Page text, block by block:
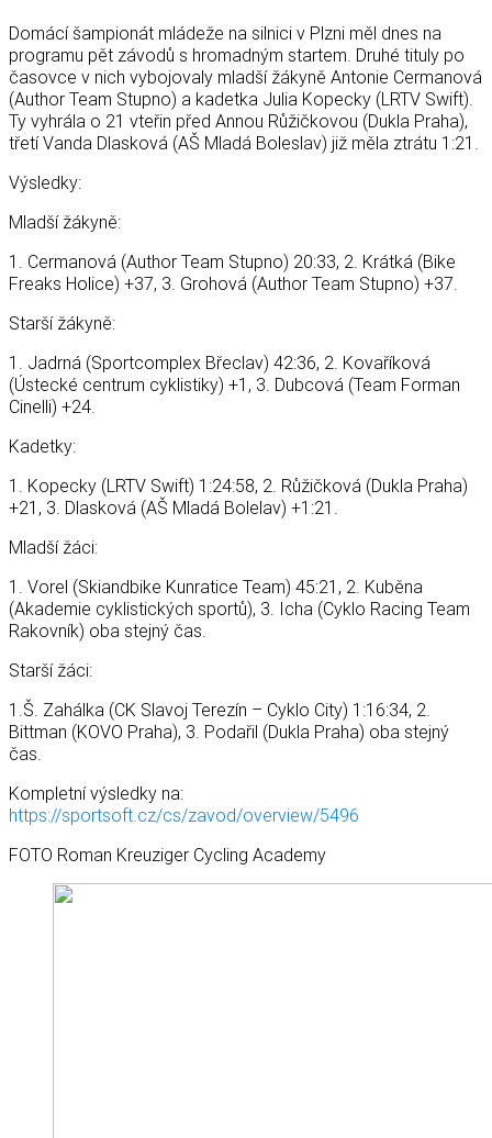
Domácí šampionát mládeže na silnici v Plzni měl dnes na
programu pět závodů s hromadným startem. Druhé tituly po
časovce v nich vybojovaly mladší žákyně Antonie Cermanová
(Author Team Stupno) a kadetka Julia Kopecky (LRTV Swift).
Ty vyhrála o 21 vteřin před Annou Růžičkovou (Dukla Praha),
třetí Vanda Dlasková (AŠ Mladá Boleslav) již měla ztrátu 1:21.
Výsledky:
Mladší žákyně:
1. Cermanová (Author Team Stupno) 20:33, 2. Krátká (Bike
Freaks Holice) +37, 3. Grohová (Author Team Stupno) +37.
Starší žákyně:
1. Jadrná (Sportcomplex Břeclav) 42:36, 2. Kovaříková
(Ústecké centrum cyklistiky) +1, 3. Dubcová (Team Forman
Cinelli) +24.
Kadetky:
1. Kopecky (LRTV Swift) 1:24:58, 2. Růžičková (Dukla Praha)
+21, 3. Dlasková (AŠ Mladá Bolelav) +1:21.
Mladší žáci:
1. Vorel (Skiandbike Kunratice Team) 45:21, 2. Kuběna
(Akademie cyklistických sportů), 3. Icha (Cyklo Racing Team
Rakovník) oba stejný čas.
Starší žáci:
1.Š. Zahálka (CK Slavoj Terezín – Cyklo City) 1:16:34, 2.
Bittman (KOVO Praha), 3. Podařil (Dukla Praha) oba stejný
čas.
Kompletní výsledky na:
https://sportsoft.cz/cs/zavod/overview/5496
FOTO Roman Kreuziger Cycling Academy